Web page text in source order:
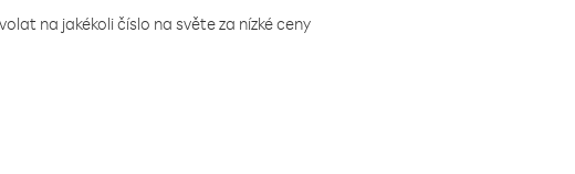
na jakékoli číslo na světe za nízké ceny